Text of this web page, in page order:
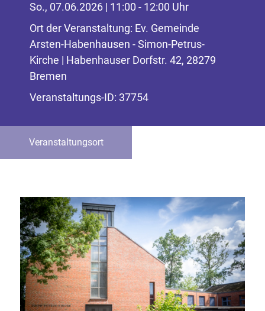
So., 07.06.2026 | 11:00 - 12:00 Uhr
Ort der Veranstaltung: Ev. Gemeinde
Arsten-Habenhausen - Simon-Petrus-
Kirche | Habenhauser Dorfstr. 42, 28279
Bremen
Veranstaltungs-ID: 37754
Veranstaltungsort